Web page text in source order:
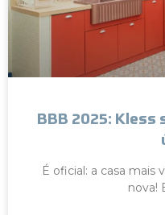
BBB 2025:
É oficial: a casa mais
nova!